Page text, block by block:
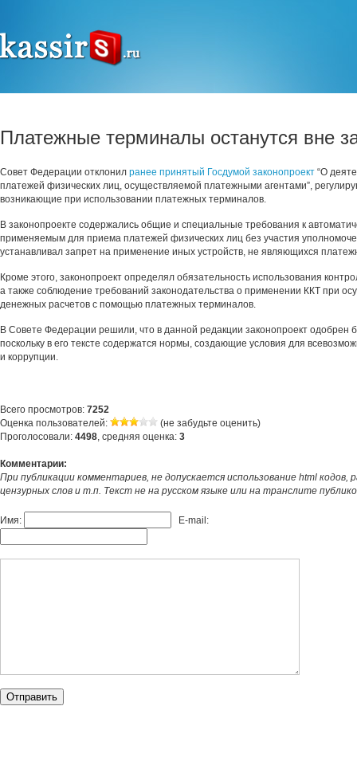
Платежные терминалы останутся вне
Совет Федерации отклонил ранее принятый Госдумой законопроект “О
платежей физических лиц, осуществляемой платежными агентами”,
возникающие при использовании платежных терминалов.
В законопроекте содержались общие и специальные требования к
применяемым для приема платежей физических лиц без участия
устанавливал запрет на применение иных устройств, не являющихся
Кроме этого, законопроект определял обязательность использования
а также соблюдение требований законодательства о применении ККТ при
денежных расчетов с помощью платежных терминалов.
В Совете Федерации решили, что в данной редакции законопроект одобрен
поскольку в его тексте содержатся нормы, создающие условия для
и коррупции.
Всего просмотров: 7252
Оценка пользователей:
(не забудьте оценить)
Проголосовали: 4498, средняя оценка: 3
Комментарии:
При публикации комментариев, не допускается использование html кодов,
цензурных слов и т.п. Текст не на русском языке или на транслите
Имя: E-mail: